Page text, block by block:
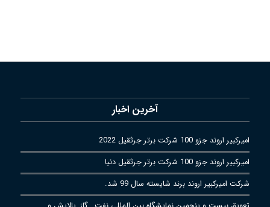
آخرین اخبار
امیرکبیر اروند جزو 100 شرکت برتر جرثقیل 2022
امیرکبیر اروند جزو 100 شرکت برتر جرثقیل دنیا
شرکت امیرکبیر اروند برند شایسته سال 99 شد.